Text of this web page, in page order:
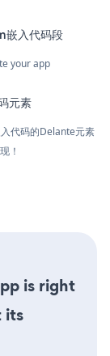
入代码段
your app
元素
代码的Delante元素
！
is right
its